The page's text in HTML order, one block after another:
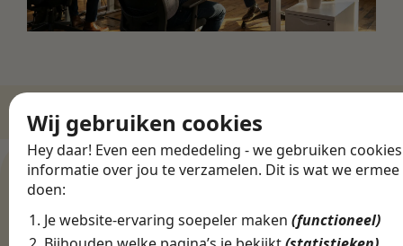
Wij gebruiken cookies
Hey daar! Even een mededeling - we gebruiken
informatie over jou te verzamelen. Dit is wat we ermee
doen:
Je website-ervaring soepeler maken(functioneel)
ZO WERKT HET
Een ict baan in
Leeuwarden
vinden zonder